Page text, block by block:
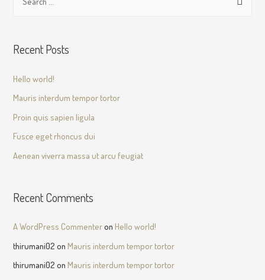
Recent Posts
Hello world!
Mauris interdum tempor tortor
Proin quis sapien ligula
Fusce eget rhoncus dui
Aenean viverra massa ut arcu feugiat
Recent Comments
A WordPress Commenteron Hello world!
thirumani02 on Mauris interdum tempor tortor
thirumani02 on Mauris interdum tempor tortor